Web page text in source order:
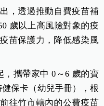
，透過推動自費疫苗補
歲以上高風險對象的疫
苗保護力，降低感染風
，攜帶家中 0～6 歲的寶
保卡（幼兒手冊），根
往竹市轄內的公費疫苗